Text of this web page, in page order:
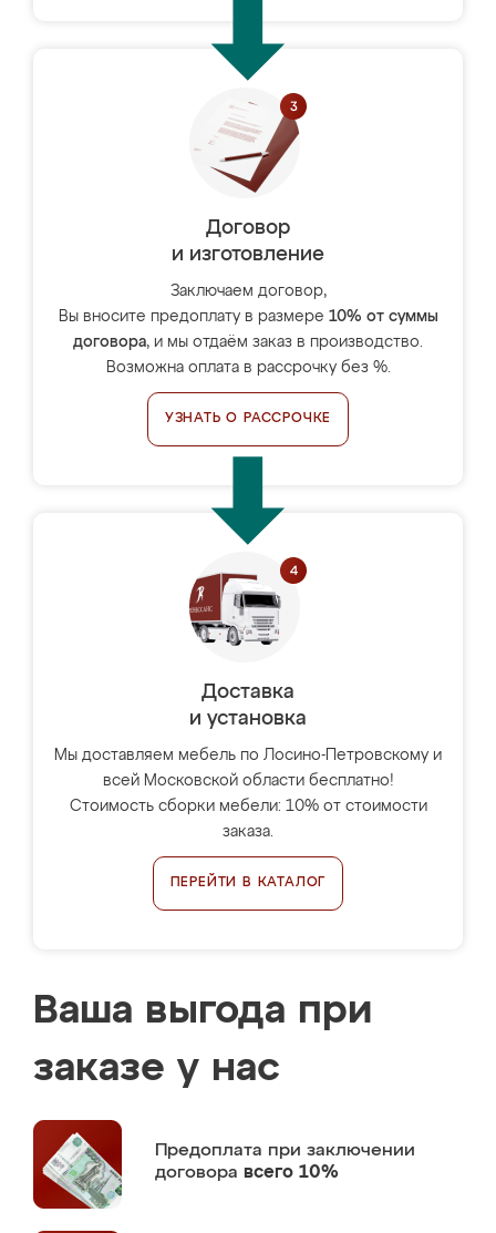
Договор
и изготовление
Заключаем договор,
Вы вносите предоплату в размере 10% от суммы
договора, и мы отдаём заказ в производство.
Возможна оплата в рассрочку без %.
УЗНАТЬ О РАССРОЧКЕ
Доставка
и установка
Мы доставляем мебель по Лосино-Петровскому и
всей Московской области бесплатно!
Стоимость сборки мебели: 10% от стоимости
заказа.
ПЕРЕЙТИ В КАТАЛОГ
Ваша выгода при
заказе у нас
Предоплата при заключении
договора всего 10%